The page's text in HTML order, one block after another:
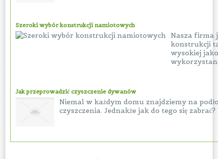
Szeroki wybór konstrukcji namiotowych
Nasza firma
konstrukcji
wysokiej
Jak przeprowadzić czyszczenie dywanów
Niemal w każdym domu znajdziemy na
czyszczenia. Jednakże jak do tego się